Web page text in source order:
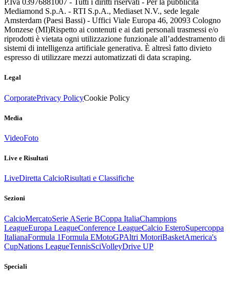
P.Iva 03976881007 - Tutti i diritti riservati - Per la pubblicità
Mediamond S.p.A. - RTI S.p.A., Mediaset N.V., sede legale
Amsterdam (Paesi Bassi) - Uffici Viale Europa 46, 20093 Cologno
Monzese (MI)Rispetto ai contenuti e ai dati personali trasmessi e/o
riprodotti è vietata ogni utilizzazione funzionale all’addestramento di
sistemi di intelligenza artificiale generativa. È altresì fatto divieto
espresso di utilizzare mezzi automatizzati di data scraping.
Legal
CorporatePrivacy PolicyCookie Policy
Media
VideoFoto
Live e Risultati
LiveDiretta CalcioRisultati e Classifiche
Sezioni
CalcioMercatoSerie ASerie BCoppa ItaliaChampions
LeagueEuropa LeagueConference LeagueCalcio EsteroSupercoppa
ItalianaFormula 1Formula EMotoGPAltri MotoriBasketAmerica's
CupNations LeagueTennisSciVolleyDrive UP
Speciali